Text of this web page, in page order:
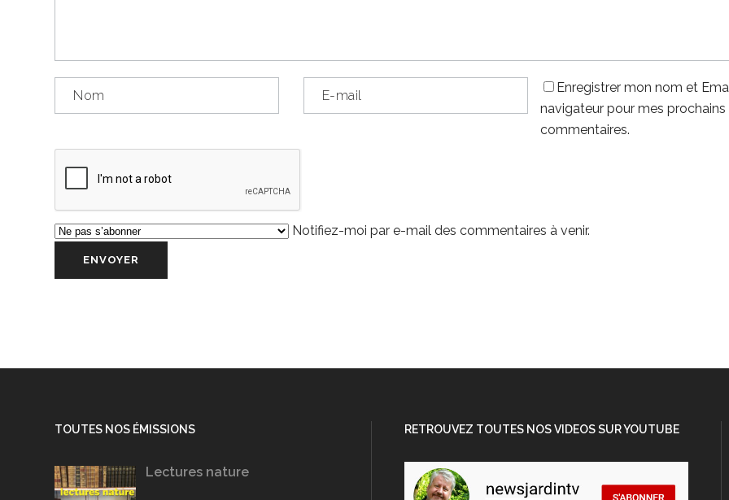
Enregistrer mon nom et
navigateur pour mes prochains
commentaires.
Notifiez-moi par e-mail des commentaires à venir.
TOUTES NOS ÉMISSIONS
Lectures nature
RETROUVEZ TOUTES NOS VIDEOS SUR YOUTUBE